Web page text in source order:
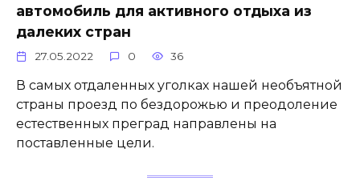
автомобиль для активного отдыха из
далеких стран
27.05.2022 0 36
В самых отдаленных уголках нашей необъятной
страны проезд по бездорожью и преодоление
естественных преград направлены на
поставленные цели.